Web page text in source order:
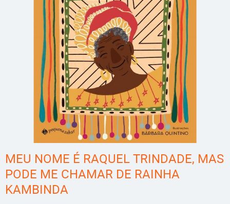
MEU NOME É RAQUEL TRINDADE, MAS
PODE ME CHAMAR DE RAINHA
KAMBINDA